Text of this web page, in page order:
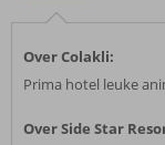
Over Colakli:
Prima hotel leuke
Over Side Star